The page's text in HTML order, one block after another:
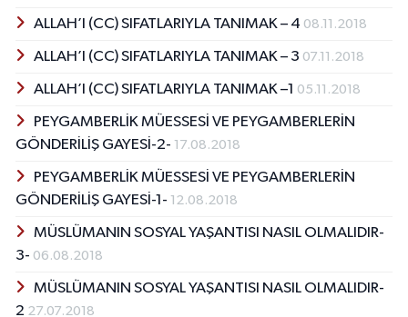
ALLAH’I (CC) SIFATLARIYLA TANIMAK – 4 08.11.2018
ALLAH’I (CC) SIFATLARIYLA TANIMAK – 3 07.11.2018
ALLAH’I (CC) SIFATLARIYLA TANIMAK –1 05.11.2018
PEYGAMBERLİK MÜESSESİ VE PEYGAMBERLERİN
GÖNDERİLİŞ GAYESİ-2- 17.08.2018
PEYGAMBERLİK MÜESSESİ VE PEYGAMBERLERİN
GÖNDERİLİŞ GAYESİ-1- 12.08.2018
MÜSLÜMANIN SOSYAL YAŞANTISI NASIL OLMALIDIR-
3- 06.08.2018
MÜSLÜMANIN SOSYAL YAŞANTISI NASIL OLMALIDIR-
2 27.07.2018